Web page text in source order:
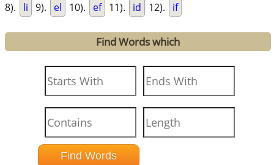
8). li 9). el 10). ef 11). id 12). if
Find Words which